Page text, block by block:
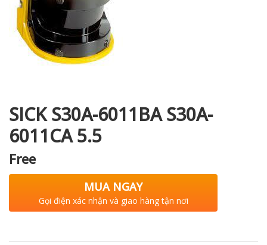
SICK S30A-6011BA S30A-
6011CA 5.5
Free
MUA NGAY
Gọi điện xác nhận và giao hàng tận nơi